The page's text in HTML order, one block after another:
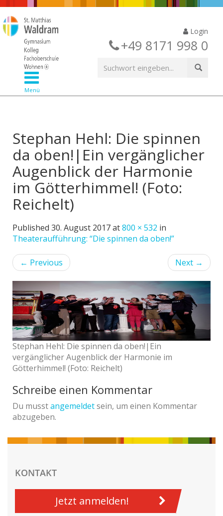
Login
+49 8171 998 0
Menü
Stephan Hehl: Die spinnen
da oben!|Ein vergänglicher
Augenblick der Harmonie
im Götterhimmel! (Foto:
Reichelt)
Published 30. August 2017at800 × 532 in
Theateraufführung: “Die spinnen da oben!”
← Previous Next →
Stephan Hehl: Die spinnen da oben!|Ein
vergänglicher Augenblick der Harmonie im
Götterhimmel! (Foto: Reichelt)
Schreibe einen Kommentar
Du musstangemeldetsein, um einen Kommentar
abzugeben.
KONTAKT
Jetzt anmelden!